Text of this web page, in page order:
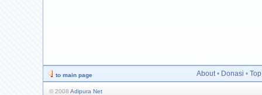
to main page About • Donasi •
© 2008 Adipura Net